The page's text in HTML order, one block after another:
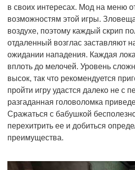
в своих интересах. Мод на меню
возможностям этой игры.
воздухе, поэтому каждый скрип
отдаленный возглас заставляют
ожидании нападения. Каждая
вплоть до мелочей. Уровень
высок, так что рекомендуется
пройти игру удастся далеко не с
разгаданная головоломка
Сражаться с бабушкой
перехитрить ее и добиться
преимущества.